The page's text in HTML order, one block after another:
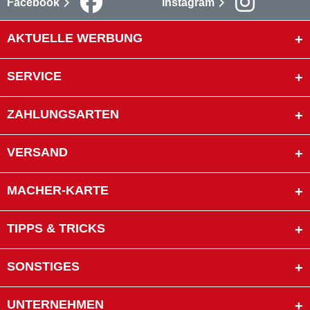
Facebook Instagram
AKTUELLE WERBUNG
SERVICE
ZAHLUNGSARTEN
VERSAND
MACHER-KARTE
TIPPS & TRICKS
SONSTIGES
UNTERNEHMEN